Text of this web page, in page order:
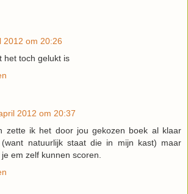
2012 om 20:26
het toch gelukt is
2012 om 20:37
zette ik het door jou gekozen boek al klaar
natuurlijk staat die in mijn kast) maar
em zelf kunnen scoren.